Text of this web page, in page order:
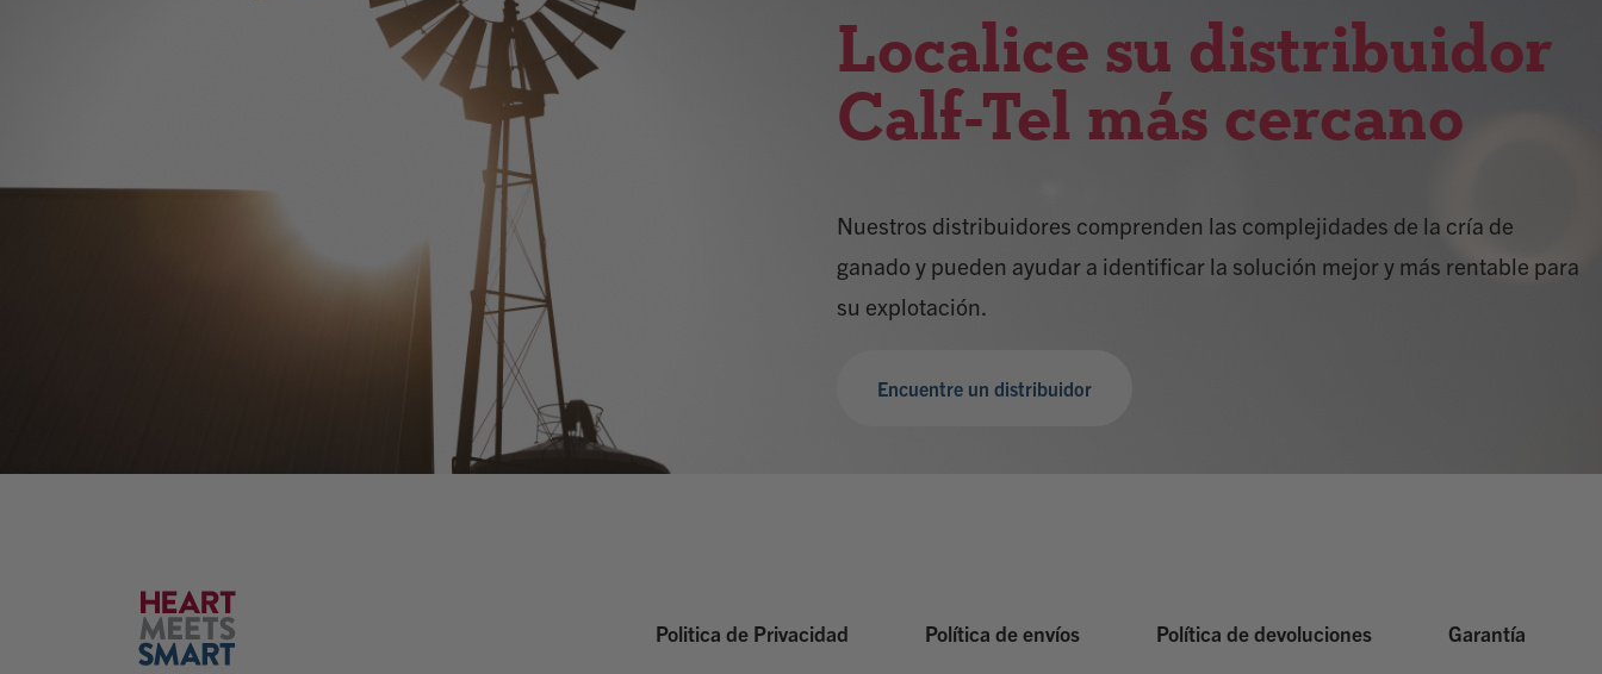
Localice su distribuidor
Calf-Tel más cercano
Nuestros distribuidores comprenden las complejidades de la cría de
ganado y pueden ayudar a identificar la solución mejor y más rentable para
su explotación.
Encuentre un distribuidor
Politica de Privacidad Política de envíos Política de devoluciones Garantía